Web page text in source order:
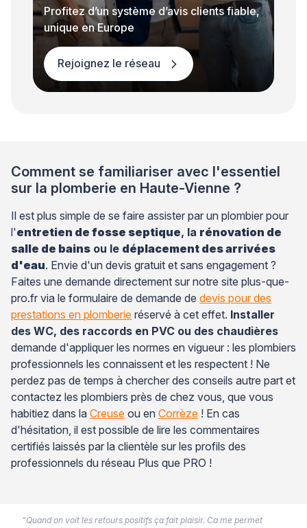
Profitez d’un système d’avis clients fiable,
unique en Europe
Rejoignez le réseau
Comment se familiariser avec l'essentiel
sur la plomberie en Haute-Vienne ?
Il est plus simple de se faire assister par un plombier pour
l'entretien de fosse septique, la rénovation de
salle de bains ou le déplacement des arrivées
d'eau. Envie d'un devis gratuit et sans engagement ?
Faites une demande directement sur notre site plus-que-
pro.fr via le formulaire de demande de devis pour des
prestations en plomberie réservé à cet effet. Installer
des WC, des raccords en PVC ou des chaudières
demande d'appliquer les normes en vigueur : les plombiers
professionnels les connaissent et les respectent ! Ne
perdez pas de temps à chercher des conseils autre part et
contactez les plombiers près de chez vous, que vous
habitiez dans la Creuse ou en Corrèze ! En cas
d'hésitation, il est possible de lire les commentaires
certifiés laissés par la clientèle sur les profils des
professionnels du réseau Plus que PRO !
“Quand on voit les retours positifs ça fait plaisir. Ca me permet